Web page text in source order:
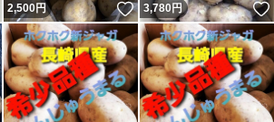
いいね！
2,500円 いいね！
3,780円